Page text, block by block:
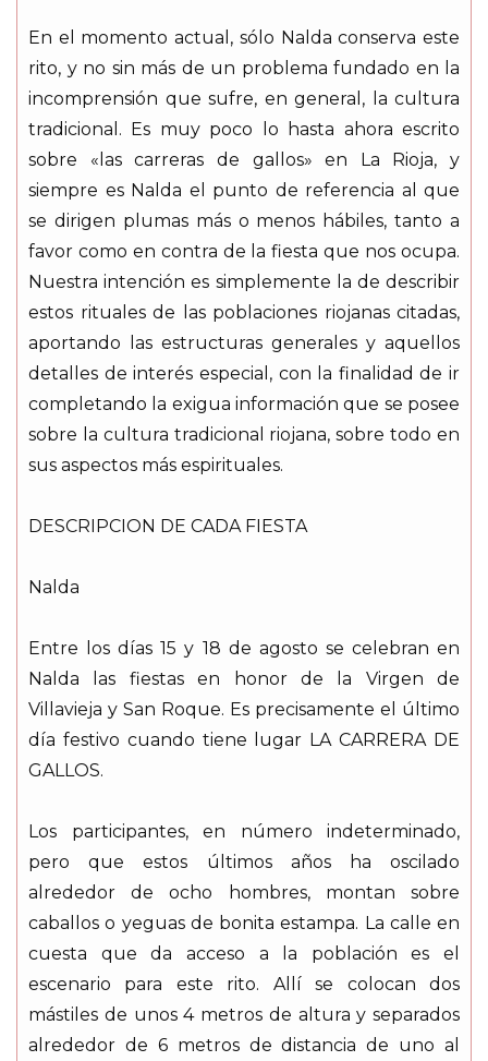
En el momento actual, sólo Nalda conserva este
rito, y no sin más de un problema fundado en la
incomprensión que sufre, en general, la cultura
tradicional. Es muy poco lo hasta ahora escrito
sobre «las carreras de gallos» en La Rioja, y
siempre es Nalda el punto de referencia al que
se dirigen plumas más o menos hábiles, tanto a
favor como en contra de la fiesta que nos ocupa.
Nuestra intención es simplemente la de describir
estos rituales de las poblaciones riojanas citadas,
aportando las estructuras generales y aquellos
detalles de interés especial, con la finalidad de ir
completando la exigua información que se posee
sobre la cultura tradicional riojana, sobre todo en
sus aspectos más espirituales.
DESCRIPCION DE CADA FIESTA
Nalda
Entre los días 15 y 18 de agosto se celebran en
Nalda las fiestas en honor de la Virgen de
Villavieja y San Roque. Es precisamente el último
día festivo cuando tiene lugar LA CARRERA DE
GALLOS.
Los participantes, en número indeterminado,
pero que estos últimos años ha oscilado
alrededor de ocho hombres, montan sobre
caballos o yeguas de bonita estampa. La calle en
cuesta que da acceso a la población es el
escenario para este rito. Allí se colocan dos
mástiles de unos 4 metros de altura y separados
alrededor de 6 metros de distancia de uno al